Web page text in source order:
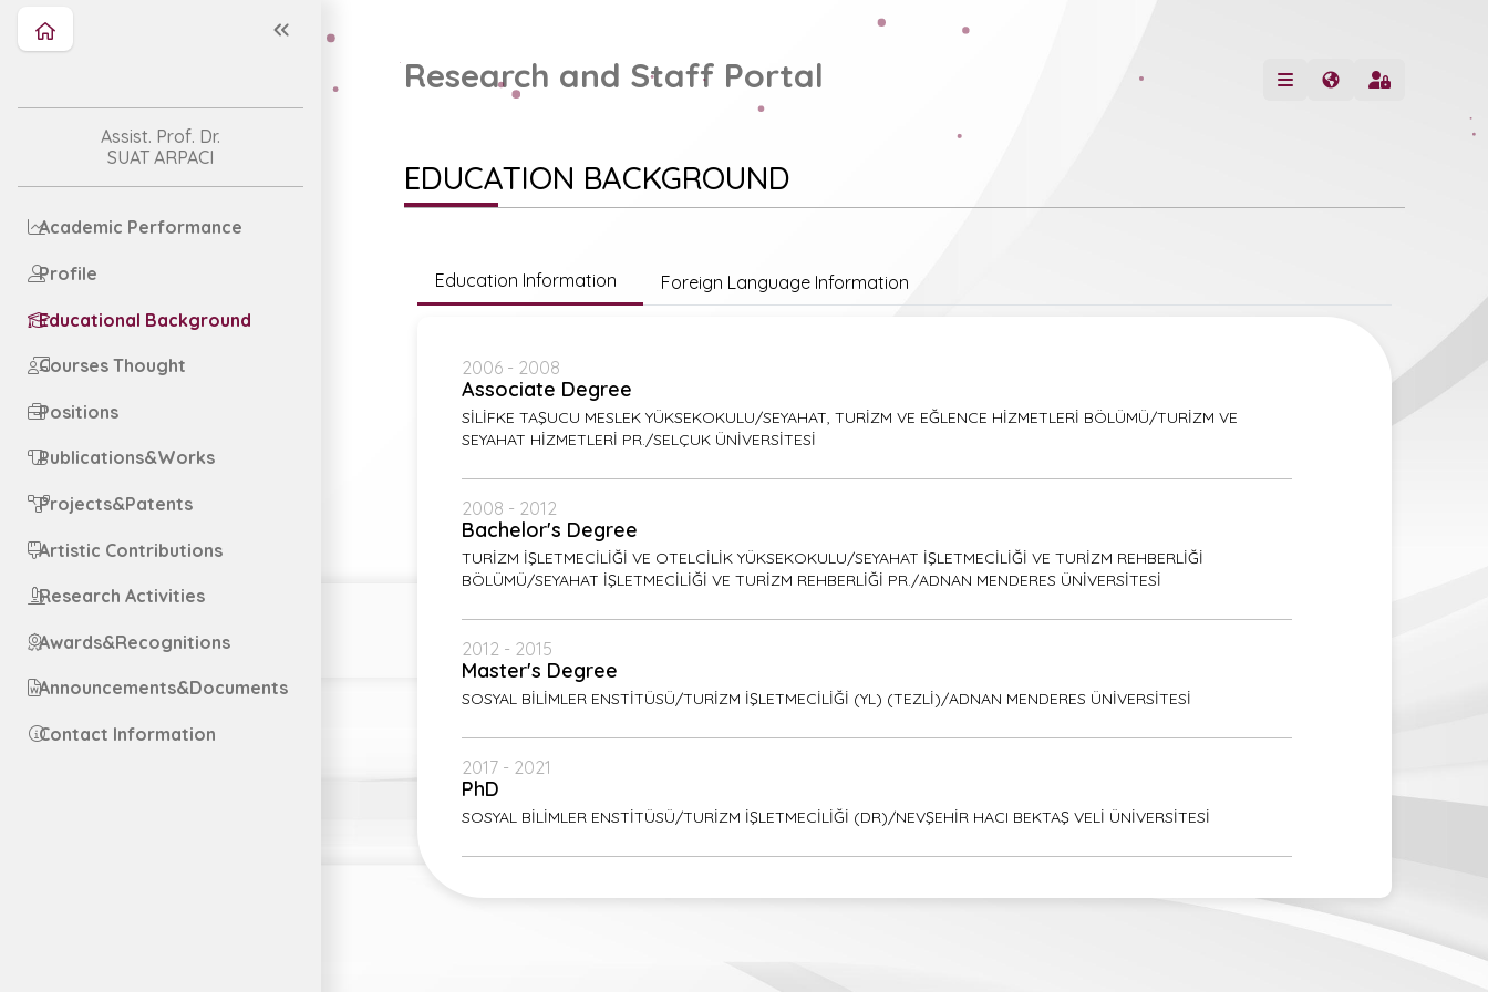
Assist. Prof. Dr.
SUAT ARPACI
Academic Performance
Profile
Educational Background
Courses Thought
Positions
Publications&Works
Projects&Patents
Artistic Contributions
Research Activities
Awards&Recognitions
Announcements&Documents
Contact Information
Research and Staff Portal
EDUCATION BACKGROUND
Education Information Foreign Language Information
2006 - 2008
Associate Degree
SİLİFKE TAŞUCU MESLEK YÜKSEKOKULU/SEYAHAT, TURİZM VE EĞLENCE HİZMETLERİ BÖLÜMÜ/TURİZM VE
SEYAHAT HİZMETLERİ PR./SELÇUK ÜNİVERSİTESİ
2008 - 2012
Bachelor's Degree
TURİZM İŞLETMECİLİĞİ VE OTELCİLİK YÜKSEKOKULU/SEYAHAT İŞLETMECİLİĞİ VE TURİZM REHBERLİĞİ
BÖLÜMÜ/SEYAHAT İŞLETMECİLİĞİ VE TURİZM REHBERLİĞİ PR./ADNAN MENDERES ÜNİVERSİTESİ
2012 - 2015
Master's Degree
SOSYAL BİLİMLER ENSTİTÜSÜ/TURİZM İŞLETMECİLİĞİ (YL) (TEZLİ)/ADNAN MENDERES ÜNİVERSİTESİ
2017 - 2021
PhD
SOSYAL BİLİMLER ENSTİTÜSÜ/TURİZM İŞLETMECİLİĞİ (DR)/NEVŞEHİR HACI BEKTAŞ VELİ ÜNİVERSİTESİ